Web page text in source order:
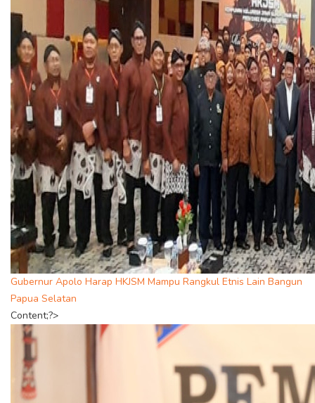
Gubernur Apolo Harap HKJSM Mampu Rangkul Etnis Lain Bangun
Papua Selatan
Content;?>